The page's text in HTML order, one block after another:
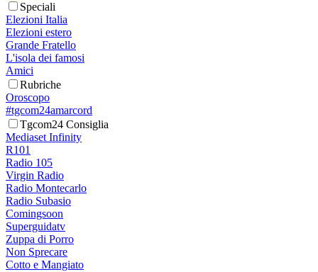
Speciali
Elezioni Italia
Elezioni estero
Grande Fratello
L'isola dei famosi
Amici
Rubriche
Oroscopo
#tgcom24amarcord
Tgcom24 Consiglia
Mediaset Infinity
R101
Radio 105
Virgin Radio
Radio Montecarlo
Radio Subasio
Comingsoon
Superguidatv
Zuppa di Porro
Non Sprecare
Cotto e Mangiato